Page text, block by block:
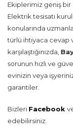
Ekiplerimiz geniş bir
Elektrik tesisatı
konularında
türlü ihtiyaca cevap
karşılaştığınızda,
sorunun hızlı ve
evinizin veya
garantiler.
Bizleri Facebook
edebilirsiniz.